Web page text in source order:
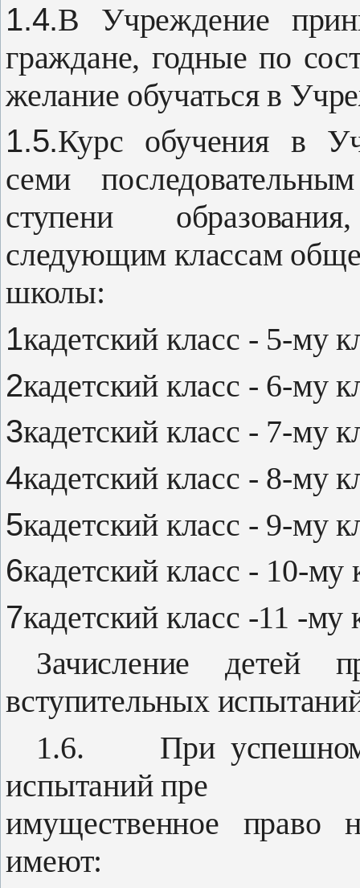
1.4.В Учреждение
гражда­не, годные по
желание обучать­ся в
1.5.Курс обучения в
семи
ступени
следующим классам
школы:
1кадетский класс - 5-му
2кадетский класс - 6-му
3кадетский класс - 7-му
4кадетский класс - 8-му
5кадетский класс - 9-му
6кадетский класс - 10-му
7кадетский класс -11 -му
Зачисление детей
вступительных
1.6.
При
испытаний пре­
имущественное право
имеют: